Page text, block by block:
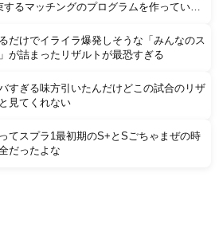
するマッチングのプログラムを作ってい
るだけでイライラ爆発しそうな「みんなのス
が詰まったリザルトが最恐すぎる
バすぎる味方引いたんだけどこの試合のリザ
見てくれない
てスプラ1最初期のS+とSごちゃまぜの時
だったよな